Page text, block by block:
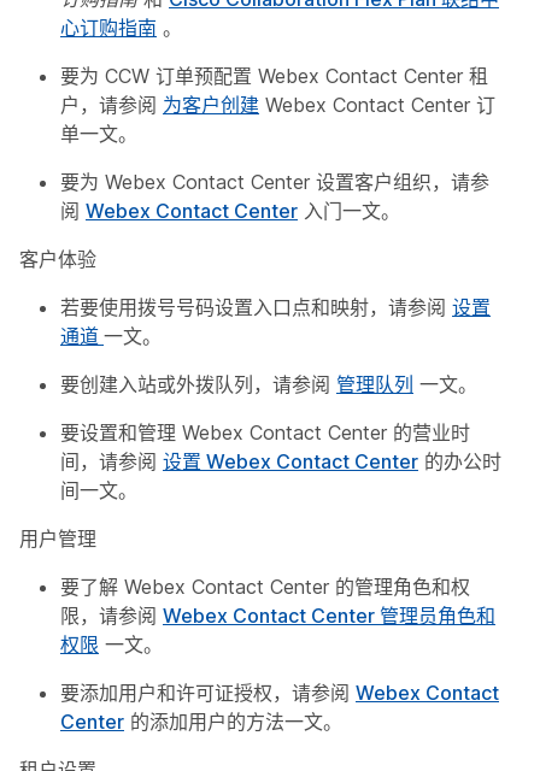
心订购指南 。
要为 CCW 订单预配置 Webex Contact Center 租
户，请参阅 为客户创建 Webex Contact Center 订
单一文。
要为 Webex Contact Center 设置客户组织，请参
阅 Webex Contact Center 入门一文。
客户体验
若要使用拨号号码设置入口点和映射，请参阅 设置
通道 一文。
要创建入站或外拨队列，请参阅 管理队列 一文。
要设置和管理 Webex Contact Center 的营业时
间，请参阅 设置 Webex Contact Center 的办公时
间一文。
用户管理
要了解 Webex Contact Center 的管理角色和权
限，请参阅 Webex Contact Center 管理员角色和
权限 一文。
要添加用户和许可证授权，请参阅 Webex Contact
Center 的添加用户的方法一文。